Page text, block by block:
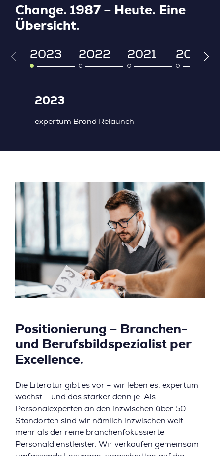
Change. 1987 – Heute. Eine
Übersicht.
2023 2022 2021 2019
Prev Next
2023
expertum Brand Relaunch
Positionierung – Branchen-
und Berufsbildspezialist per
Excellence.
Die Literatur gibt es vor – wir leben es. expertum
wächst – und das stärker denn je. Als
Personalexperten an den inzwischen über 50
Standorten sind wir nämlich inzwischen weit
mehr als der reine branchenfokussierte
Personaldienstleister. Wir verkaufen gemeinsam